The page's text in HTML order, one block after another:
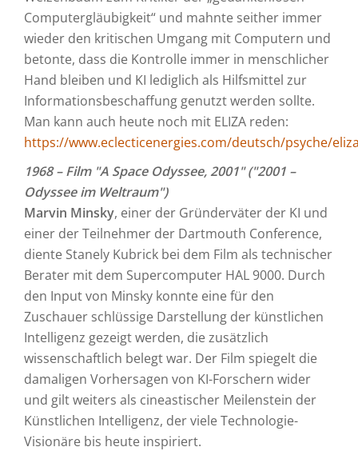
Computergläubigkeit“ und mahnte seither immer
wieder den kritischen Umgang mit Computern und
betonte, dass die Kontrolle immer in menschlicher
Hand bleiben und KI lediglich als Hilfsmittel zur
Informationsbeschaffung genutzt werden sollte.
Man kann auch heute noch mit ELIZA reden:
https://www.eclecticenergies.com/deutsch/psyche/
1968 – Film "A Space Odyssee, 2001" ("2001 –
Odyssee im Weltraum")
Marvin Minsky, einer der Gründerväter der KI und
einer der Teilnehmer der Dartmouth Conference,
diente Stanely Kubrick bei dem Film als technischer
Berater mit dem Supercomputer HAL 9000. Durch
den Input von Minsky konnte eine für den
Zuschauer schlüssige Darstellung der künstlichen
Intelligenz gezeigt werden, die zusätzlich
wissenschaftlich belegt war. Der Film spiegelt die
damaligen Vorhersagen von KI-Forschern wider
und gilt weiters als cineastischer Meilenstein der
Künstlichen Intelligenz, der viele Technologie-
Visionäre bis heute inspiriert.